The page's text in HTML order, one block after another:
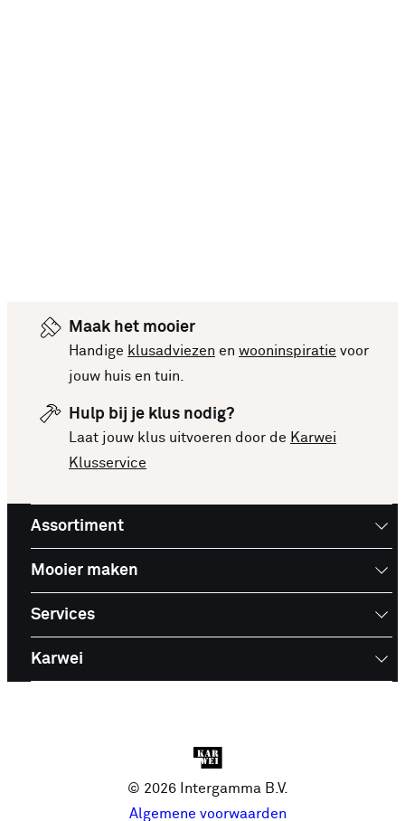
Maak het mooier
Handige klusadviezen en wooninspiratie voor
jouw huis en tuin.
Hulp bij je klus nodig?
Laat jouw klus uitvoeren door de Karwei
Klusservice
Assortiment
Mooier maken
Services
Karwei
© 2026 Intergamma B.V.
Algemene voorwaarden